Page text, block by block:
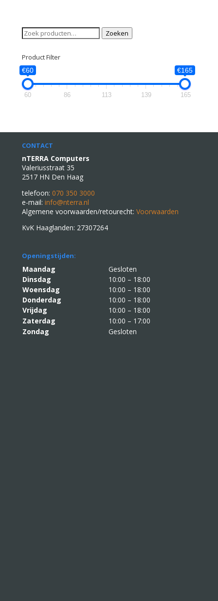
Zoeken
naar:
Zoeken
Product Filter
€60 €165
60 86 113 139 165
CONTACT
nTERRA Computers
Valeriusstraat 35
2517 HN Den Haag
telefoon: 070 350 3000
e-mail: info@nterra.nl
Algemene voorwaarden/retourecht: Voorwaarden
KvK Haaglanden: 27307264
Openingstijden:
Maandag
Gesloten
Dinsdag
10:00 – 18:00
Woensdag
10:00 – 18:00
Donderdag
10:00 – 18:00
Vrijdag
10:00 – 18:00
Zaterdag
10:00 – 17:00
Zondag
Gesloten